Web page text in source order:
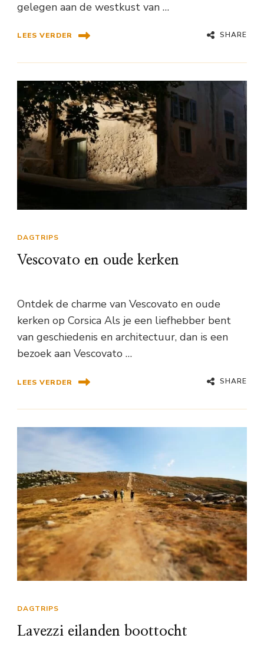
gelegen aan de westkust van …
LEES VERDER SHARE
DAGTRIPS
Vescovato en oude kerken
Ontdek de charme van Vescovato en oude
kerken op Corsica Als je een liefhebber bent
van geschiedenis en architectuur, dan is een
bezoek aan Vescovato …
LEES VERDER SHARE
DAGTRIPS
Lavezzi eilanden boottocht